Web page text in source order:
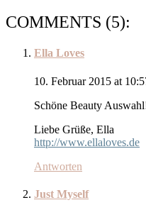
COMMENTS (5):
Ella Loves
10. Februar 2015 at
Schöne Beauty
Liebe Grüße, Ella
http://www.ellaloves.de
Antworten
Just Myself